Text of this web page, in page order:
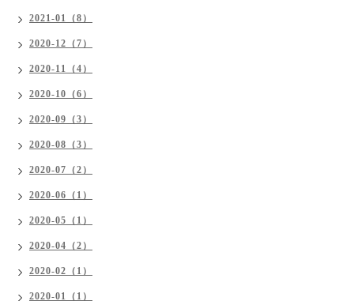
2021-01（8）
2020-12（7）
2020-11（4）
2020-10（6）
2020-09（3）
2020-08（3）
2020-07（2）
2020-06（1）
2020-05（1）
2020-04（2）
2020-02（1）
2020-01（1）